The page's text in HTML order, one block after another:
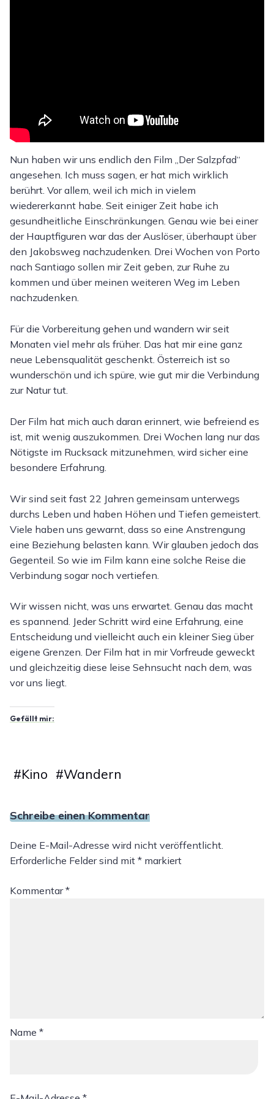
Nun haben wir uns endlich den Film „Der Salzpfad“
angesehen. Ich muss sagen, er hat mich wirklich
berührt. Vor allem, weil ich mich in vielem
wiedererkannt habe. Seit einiger Zeit habe ich
gesundheitliche Einschränkungen. Genau wie bei einer
der Hauptfiguren war das der Auslöser, überhaupt über
den Jakobsweg nachzudenken. Drei Wochen von Porto
nach Santiago sollen mir Zeit geben, zur Ruhe zu
kommen und über meinen weiteren Weg im Leben
nachzudenken.
Für die Vorbereitung gehen und wandern wir seit
Monaten viel mehr als früher. Das hat mir eine ganz
neue Lebensqualität geschenkt. Österreich ist so
wunderschön und ich spüre, wie gut mir die Verbindung
zur Natur tut.
Der Film hat mich auch daran erinnert, wie befreiend es
ist, mit wenig auszukommen. Drei Wochen lang nur das
Nötigste im Rucksack mitzunehmen, wird sicher eine
besondere Erfahrung.
Wir sind seit fast 22 Jahren gemeinsam unterwegs
durchs Leben und haben Höhen und Tiefen gemeistert.
Viele haben uns gewarnt, dass so eine Anstrengung
eine Beziehung belasten kann. Wir glauben jedoch das
Gegenteil. So wie im Film kann eine solche Reise die
Verbindung sogar noch vertiefen.
Wir wissen nicht, was uns erwartet. Genau das macht
es spannend. Jeder Schritt wird eine Erfahrung, eine
Entscheidung und vielleicht auch ein kleiner Sieg über
eigene Grenzen. Der Film hat in mir Vorfreude geweckt
und gleichzeitig diese leise Sehnsucht nach dem, was
vor uns liegt.
Gefällt mir:
#Kino #Wandern
Schreibe einen Kommentar
Deine E-Mail-Adresse wird nicht veröffentlicht.
Erforderliche Felder sind mit* markiert
Kommentar*
Name*